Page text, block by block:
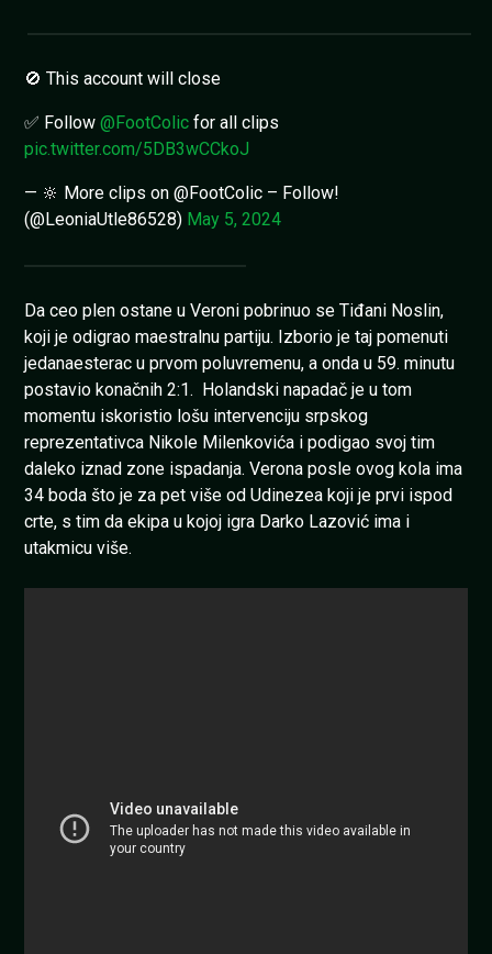
🚫 This account will close
✅ Follow @FootColic for all clips
pic.twitter.com/5DB3wCCkoJ
— 🔆 More clips on @FootColic – Follow!
(@LeoniaUtle86528) May 5, 2024
Da ceo plen ostane u Veroni pobrinuo se Tiđani Noslin,
koji je odigrao maestralnu partiju. Izborio je taj pomenuti
jedanaesterac u prvom poluvremenu, a onda u 59. minutu
postavio konačnih 2:1. Holandski napadač je u tom
momentu iskoristio lošu intervenciju srpskog
reprezentativca Nikole Milenkovića i podigao svoj tim
daleko iznad zone ispadanja. Verona posle ovog kola ima
34 boda što je za pet više od Udinezea koji je prvi ispod
crte, s tim da ekipa u kojoj igra Darko Lazović ima i
utakmicu više.